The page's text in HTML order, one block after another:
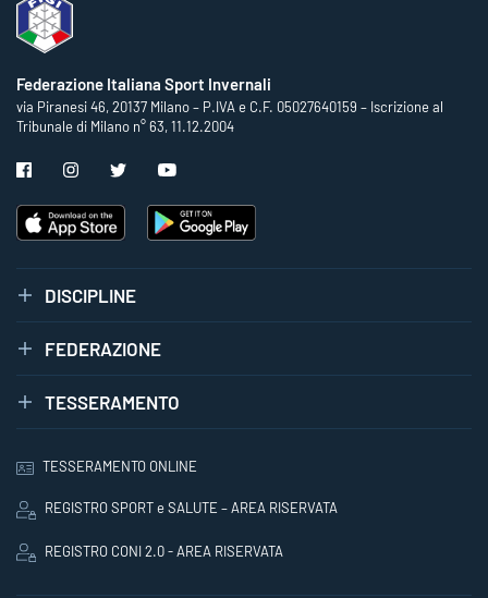
Federazione Italiana Sport Invernali
via Piranesi 46, 20137 Milano – P.IVA e C.F. 05027640159 – Iscrizione al
Tribunale di Milano n° 63, 11.12.2004
DISCIPLINE
FEDERAZIONE
TESSERAMENTO
TESSERAMENTO ONLINE
REGISTRO SPORT e SALUTE – AREA RISERVATA
REGISTRO CONI 2.0 - AREA RISERVATA